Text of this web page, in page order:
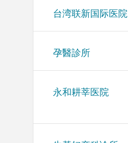
台湾联新国际医院
孕醫診所
永和耕莘医院